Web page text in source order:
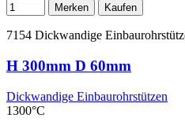
Merken Kaufen
7154 Dickwandige
H 300mm D 60mm
Dickwandige Einbaurohrstützen
1300°C